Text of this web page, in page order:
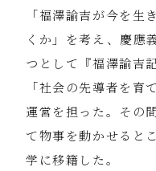
「福澤諭吉が今を生
くか」を考え、慶應
つとして『福澤諭吉
「社会の先導者を育
運営を担った。その
て物事を動かせると
学に移籍した。